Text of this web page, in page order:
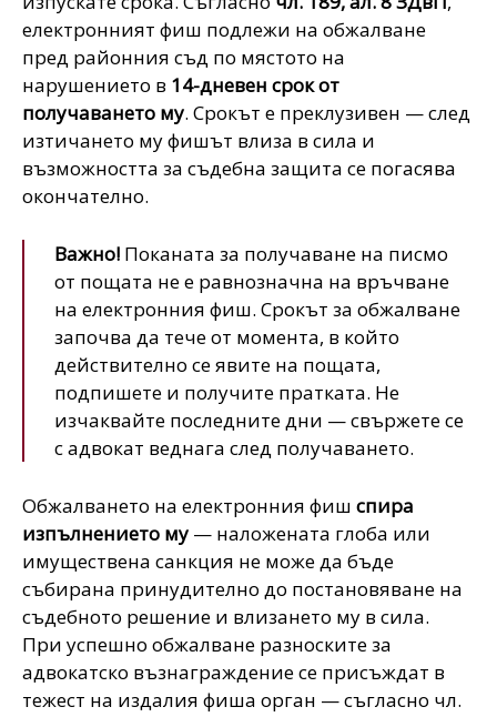
електронният фиш подлежи на обжалване
пред районния съд по мястото на
нарушението в 14-дневен срок от
получаването му. Срокът е преклузивен — след
изтичането му фишът влиза в сила и
възможността за съдебна защита се погасява
окончателно.
Важно! Поканата за получаване на писмо
от пощата не е равнозначна на връчване
на електронния фиш. Срокът за обжалване
започва да тече от момента, в който
действително се явите на пощата,
подпишете и получите пратката. Не
изчаквайте последните дни — свържете се
с адвокат веднага след получаването.
Обжалването на електронния фиш спира
изпълнението му — наложената глоба или
имуществена санкция не може да бъде
събирана принудително до постановяване на
съдебното решение и влизането му в сила.
При успешно обжалване разноските за
адвокатско възнаграждение се присъждат в
тежест на издалия фиша орган — съгласно чл.